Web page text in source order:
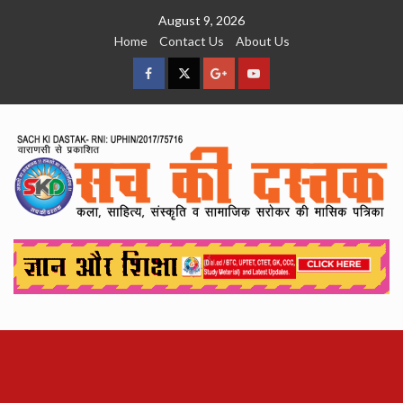
August 9, 2026
Home
Contact Us About Us
facebookTwitterGoogleYouTube